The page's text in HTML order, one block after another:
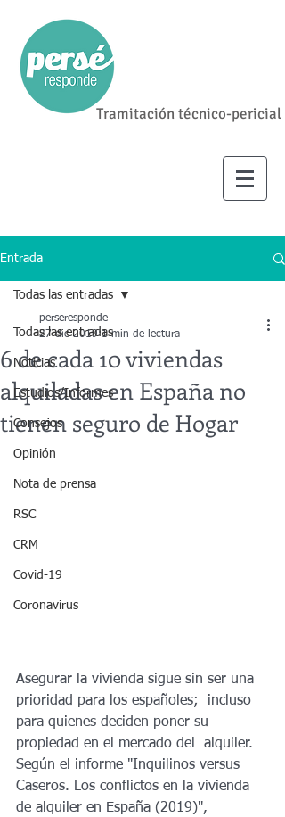
Tramitación técnico-pericial
Entrada
Todas las entradas
Noticias
Estudios/Informes
Consejos
Opinión
Nota de prensa
RSC
CRM
Covid-19
Coronavirus
Todas las entradas
6 de cada 10 viviendas
alquiladas en España no
tienen seguro de Hogar
perseresponde
27 dic 2019 1 min de lectura
Asegurar la vivienda sigue sin ser una
prioridad para los españoles;  incluso
para quienes deciden poner su
propiedad en el mercado del  alquiler.
Según el informe "Inquilinos versus
Caseros. Los conflictos en la vivienda
de alquiler en España (2019)",